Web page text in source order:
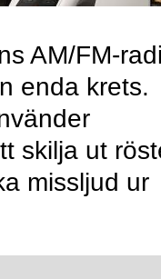
AM/FM-
enda krets.
skilja ut
missljud ur